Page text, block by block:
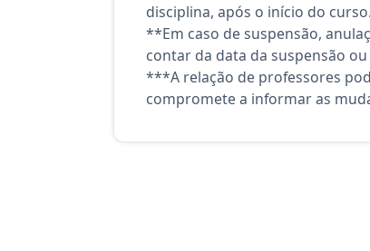
disciplina, após o início do curso.
**Em caso de suspensão,
contar da data da suspensão
***A relação de professores
compromete a informar as